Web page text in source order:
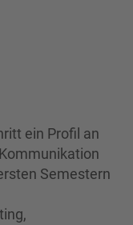
ein Profil an
Semestern